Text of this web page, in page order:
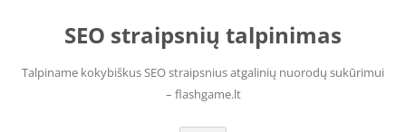
contentSEO straipsnių talpinimas
Talpiname kokybiškus SEO straipsnius atgalinių nuorodų sukūrimui
– flashgame.lt